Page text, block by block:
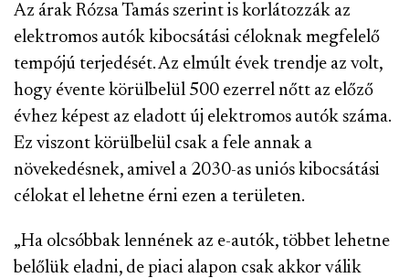
Az árak Rózsa Tamás szerint is korlátozzák az
elektromos autók kibocsátási céloknak megfelelő
tempójú terjedését. Az elmúlt évek trendje az volt,
hogy évente körülbelül 500 ezerrel nőtt az előző
évhez képest az eladott új elektromos autók száma.
Ez viszont körülbelül csak a fele annak a
növekedésnek, amivel a 2030-as uniós kibocsátási
célokat el lehetne érni ezen a területen.
„Ha olcsóbbak lennének az e-autók, többet lehetne
belőlük eladni, de piaci alapon csak akkor válik